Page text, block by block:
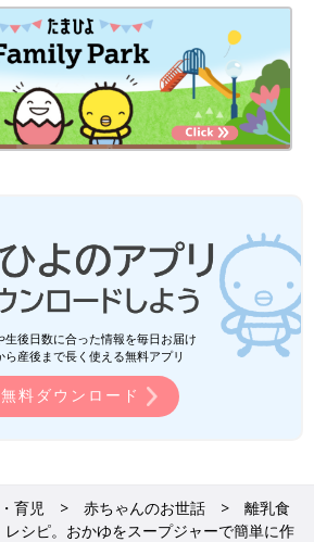
生後日数に合った情報を毎日お届け
ら産後まで長く使える無料アプリ
無料ダウンロード
育児 赤ちゃんのお世話
離乳食
シピ。おかゆをスープジャーで簡単に作